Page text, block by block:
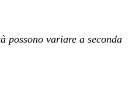
variare a seconda